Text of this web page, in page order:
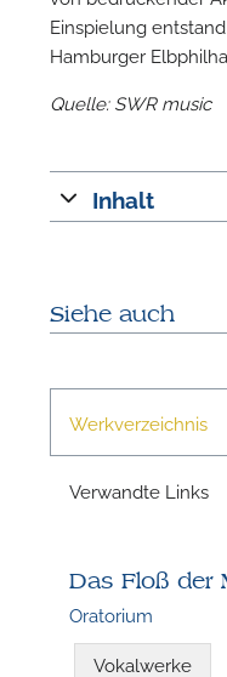
Einspielung
Hamburger
Quelle: SWR music
Inhalt
Siehe auch
Werkverzeichnis
Verwandte Links
Das Floß der
Oratorium
Vokalwerke